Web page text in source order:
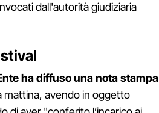
dall'autorità giudiziaria
ha diffuso una nota stampa
mattina, avendo in oggetto